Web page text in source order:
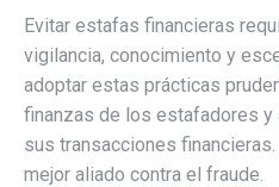
Evitar estafas financieras
vigilancia, conocimiento y
adoptar estas prácticas
finanzas de los estafadores y
sus transacciones
mejor aliado contra el fraude.